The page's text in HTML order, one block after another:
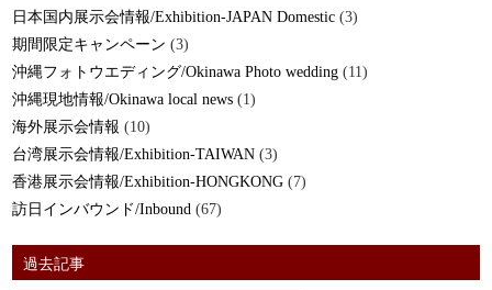
日本国内展示会情報/Exhibition-JAPAN Domestic (3)
期間限定キャンペーン (3)
沖縄フォトウエディング/Okinawa Photo wedding (11)
沖縄現地情報/Okinawa local news (1)
海外展示会情報 (10)
台湾展示会情報/Exhibition-TAIWAN (3)
香港展示会情報/Exhibition-HONGKONG (7)
訪日インバウンド/Inbound (67)
過去記事